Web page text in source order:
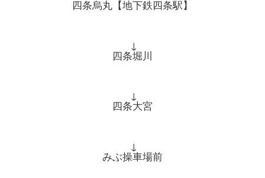
四条烏丸【地下鉄四条駅】
↓
四条堀川
↓
四条大宮
↓
みぶ操車場前